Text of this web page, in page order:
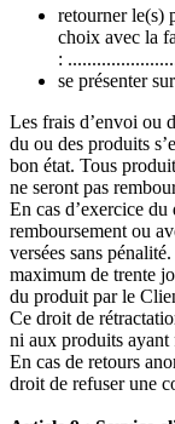
retourner le(s)
choix avec la
:
se présenter
Les frais d’envoi ou
du ou des produits
bon état. Tous
ne seront pas
En cas d’exercice
remboursement ou
versées sans
maximum de trente
du produit par le
Ce droit de
ni aux produits ayant
En cas de retours
droit de refuser une